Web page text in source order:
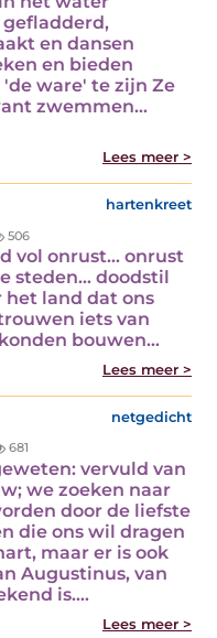
en dansen
en bieden
ware' te zijn Ze
zwemmen...
Lees meer >
hartenkreet
506
vol onrust... onrust
steden... doodstil
land dat ons
iets van
bouwen…
Lees meer >
netgedicht
681
vervuld van
we zoeken naar
door de liefste
die ons wil dragen
maar er is ook
Augustinus, van
is.…
Lees meer >